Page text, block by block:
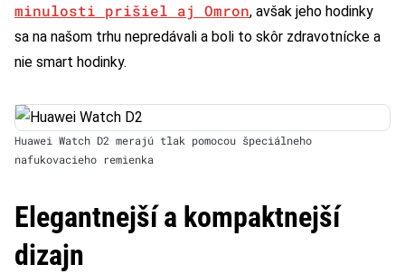
minulosti prišiel aj Omron, avšak jeho hodinky
sa na našom trhu nepredávali a boli to skôr zdravotnícke a
nie smart hodinky.
Huawei Watch D2 merajú tlak pomocou špeciálneho
nafukovacieho remienka
Elegantnejší a kompaktnejší
dizajn